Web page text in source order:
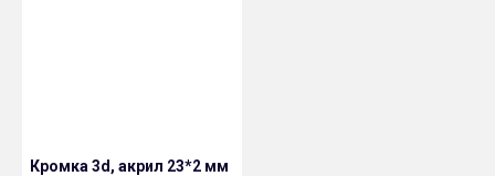
Кромка 3d, акрил 23*2 мм